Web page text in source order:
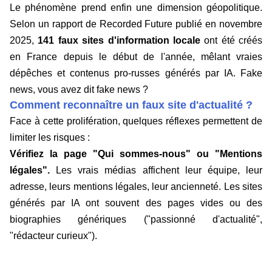
Le phénomène prend enfin une dimension géopolitique.
Selon un rapport de Recorded Future publié en novembre
2025, 141 faux sites d'information localeont été créés
en France depuis le début de l'année, mêlant vraies
dépêches et contenus pro-russes générés par IA. Fake
news, vous avez dit fake news ?
Comment reconnaître un faux site d'actualité ?
Face à cette prolifération, quelques réflexes permettent de
limiter les risques :
Vérifiez la page "Qui sommes-nous" ou "Mentions
légales". Les vrais médias affichent leur équipe, leur
adresse, leurs mentions légales, leur ancienneté. Les sites
générés par IA ont souvent des pages vides ou des
biographies génériques ("passionné d'actualité",
"rédacteur curieux").